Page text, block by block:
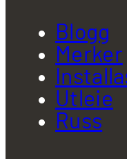
Blogg
Merker
Utleie
Russ